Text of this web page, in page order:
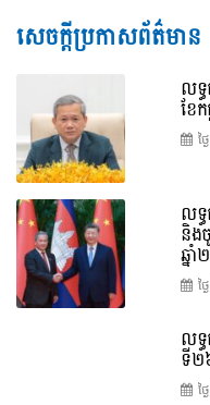
សេចក្តីប្រកាសព័ត៌មាន
លទ្
ខែ
ថ្
លទ្
និង
ឆ្ន
ថ្
លទ្
ទី២
ថ្